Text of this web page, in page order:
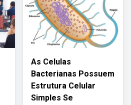
As Celulas
Bacterianas Possuem
Estrutura Celular
Simples Se